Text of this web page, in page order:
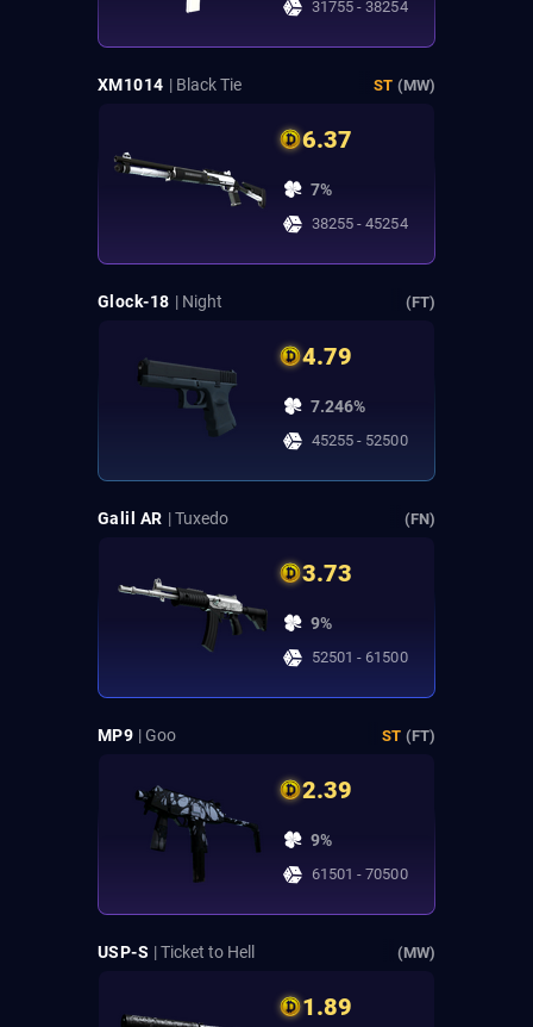
31755 - 38254
XM1014 | Black Tie ST (MW)
6.37
7%
38255 - 45254
Glock-18 | Night (FT)
4.79
7.246%
45255 - 52500
Galil AR | Tuxedo (FN)
3.73
9%
52501 - 61500
MP9 | Goo ST (FT)
2.39
9%
61501 - 70500
USP-S | Ticket to Hell (MW)
1.89